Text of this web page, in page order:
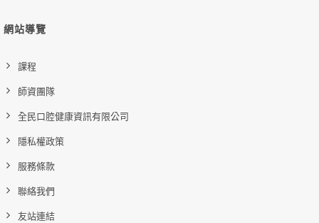
網站導覽
課程
師資團隊
全民口腔健康資訊有限公司
隱私權政策
服務條款
聯絡我們
友站連結